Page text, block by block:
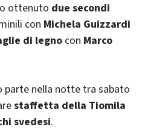
ottenuto due secondi
con Michela Guizzardi
di legnocon Marco
parte nella notte tra sabato
staffetta della Tiomila
svedesi.